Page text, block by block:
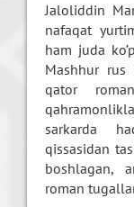
Jaloliddin
nafaqat
ham juda
Mashhur
qator
sarkarda
qissasidan
boshlagan,
roman